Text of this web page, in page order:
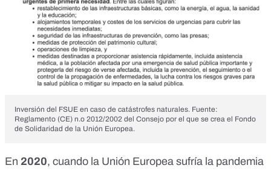
Inversión del FSUE en caso de catástrofes naturales. Fuente:
Reglamento (CE) n.o 2012/2002 del Consejo por el que se crea el Fondo
de Solidaridad de la Unión Europea.
En 2020, cuando la Unión Europea sufría la pandemia